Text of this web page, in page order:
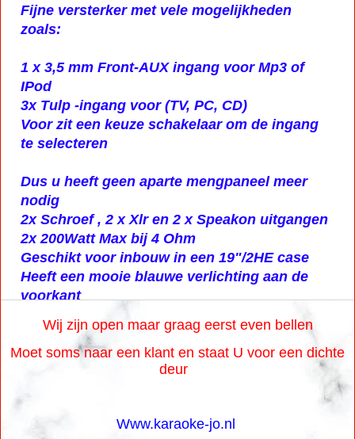
Fijne versterker met vele mogelijkheden
zoals:
1 x 3,5 mm Front-AUX ingang voor Mp3 of
IPod
3x Tulp -ingang voor (TV, PC, CD)
Voor zit een keuze schakelaar om de ingang
te selecteren
Dus u heeft geen aparte mengpaneel meer
nodig
2x Schroef , 2 x Xlr en 2 x Speakon uitgangen
2x 200Watt Max bij 4 Ohm
Geschikt voor inbouw in een 19"/2HE case
Heeft een mooie blauwe verlichting aan de
voorkant
Wij zijn open maar graag eerst even bellen
Moet soms naar een klant en staat U voor een dichte
deur
Www.karaoke-jo.nl